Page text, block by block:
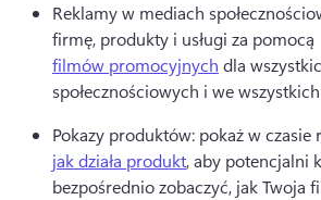
Reklamy w mediach
firmę, produkty i usługi za pomocą
filmów promocyjnych dla
społecznościowych i we
Pokazy produktów: pokaż w czasie
jak działa produkt, aby potencjalni
bezpośrednio zobaczyć, jak Twoja